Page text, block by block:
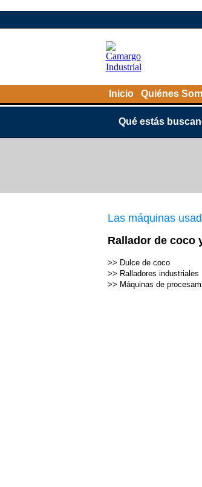
Inicio Quiénes
Qué estás
Las máquinas
Rallador de coco
>> Dulce de coco
>> Ralladores industriales
>> Máquinas de